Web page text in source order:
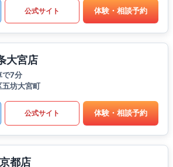
公式サイト 体験・相談予約
大宮店
で7分
五坊大宮町
公式サイト 体験・相談予約
都店